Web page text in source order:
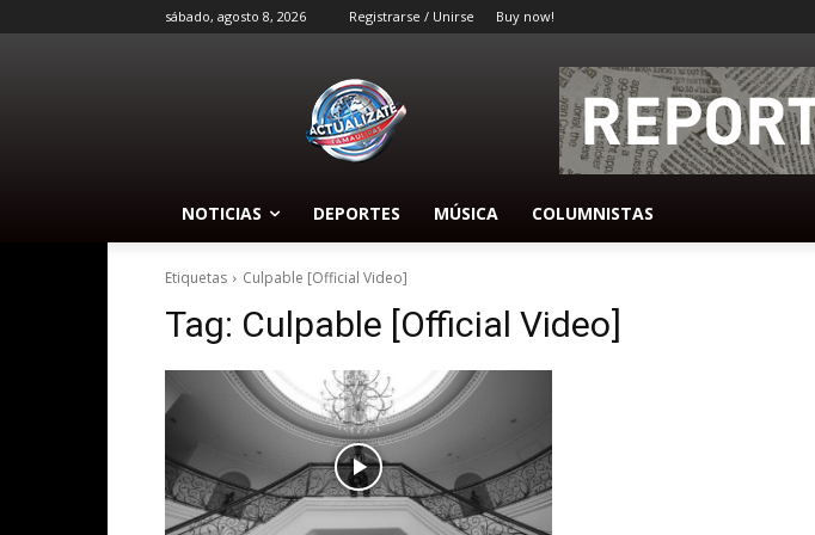
sábado, agosto 8, 2026 Registrarse / Unirse Buy now!
NOTICIAS DEPORTES MÚSICA COLUMNISTAS
Etiquetas Culpable [Official Video]
Tag: Culpable [Official Video]